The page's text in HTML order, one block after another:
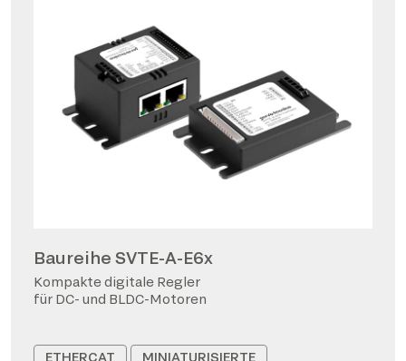
Baureihe SVTE-A-E6x
Kompakte digitale Regler
für DC- und BLDC-Motoren
ETHERCAT
MINIATURISIERTE